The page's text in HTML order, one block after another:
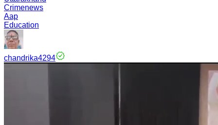
Crimenews
Aap
Education
chandrika4294